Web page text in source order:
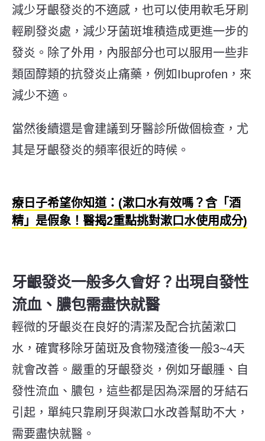
減少牙齦發炎的不適感，也可以使用軟毛牙刷
輕刷發炎處，減少牙菌斑堆積造成更進一步的
發炎。除了外用，內服部分也可以服用一些非
類固醇類的抗發炎止痛藥，例如Ibuprofen， 來
減少不適。
當然後續還是會建議到牙醫診所做個檢查，尤
其是牙齦發炎的頻率很近的時候。
療日子希望你知道：(漱口水有效嗎？含「酒
精」是假象！醫揭2重點挑對漱口水使用成分)
牙齦發炎一般多久會好？ 出現自發性
流血、膿包需盡快就醫
輕微的牙齦炎在良好的清潔及配合抗菌漱口
水，確實移除牙菌斑及食物殘渣後一般3~4天
就會改善。嚴重的牙齦發炎，例如牙齦腫、自
發性流血、膿包，這些都是因為深層的牙結石
引起，單純只靠刷牙與漱口水改善幫助不大，
需要盡快就醫。